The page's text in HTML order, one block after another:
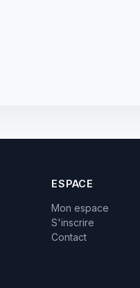
ESPACE
Mon espace
S'inscrire
Contact